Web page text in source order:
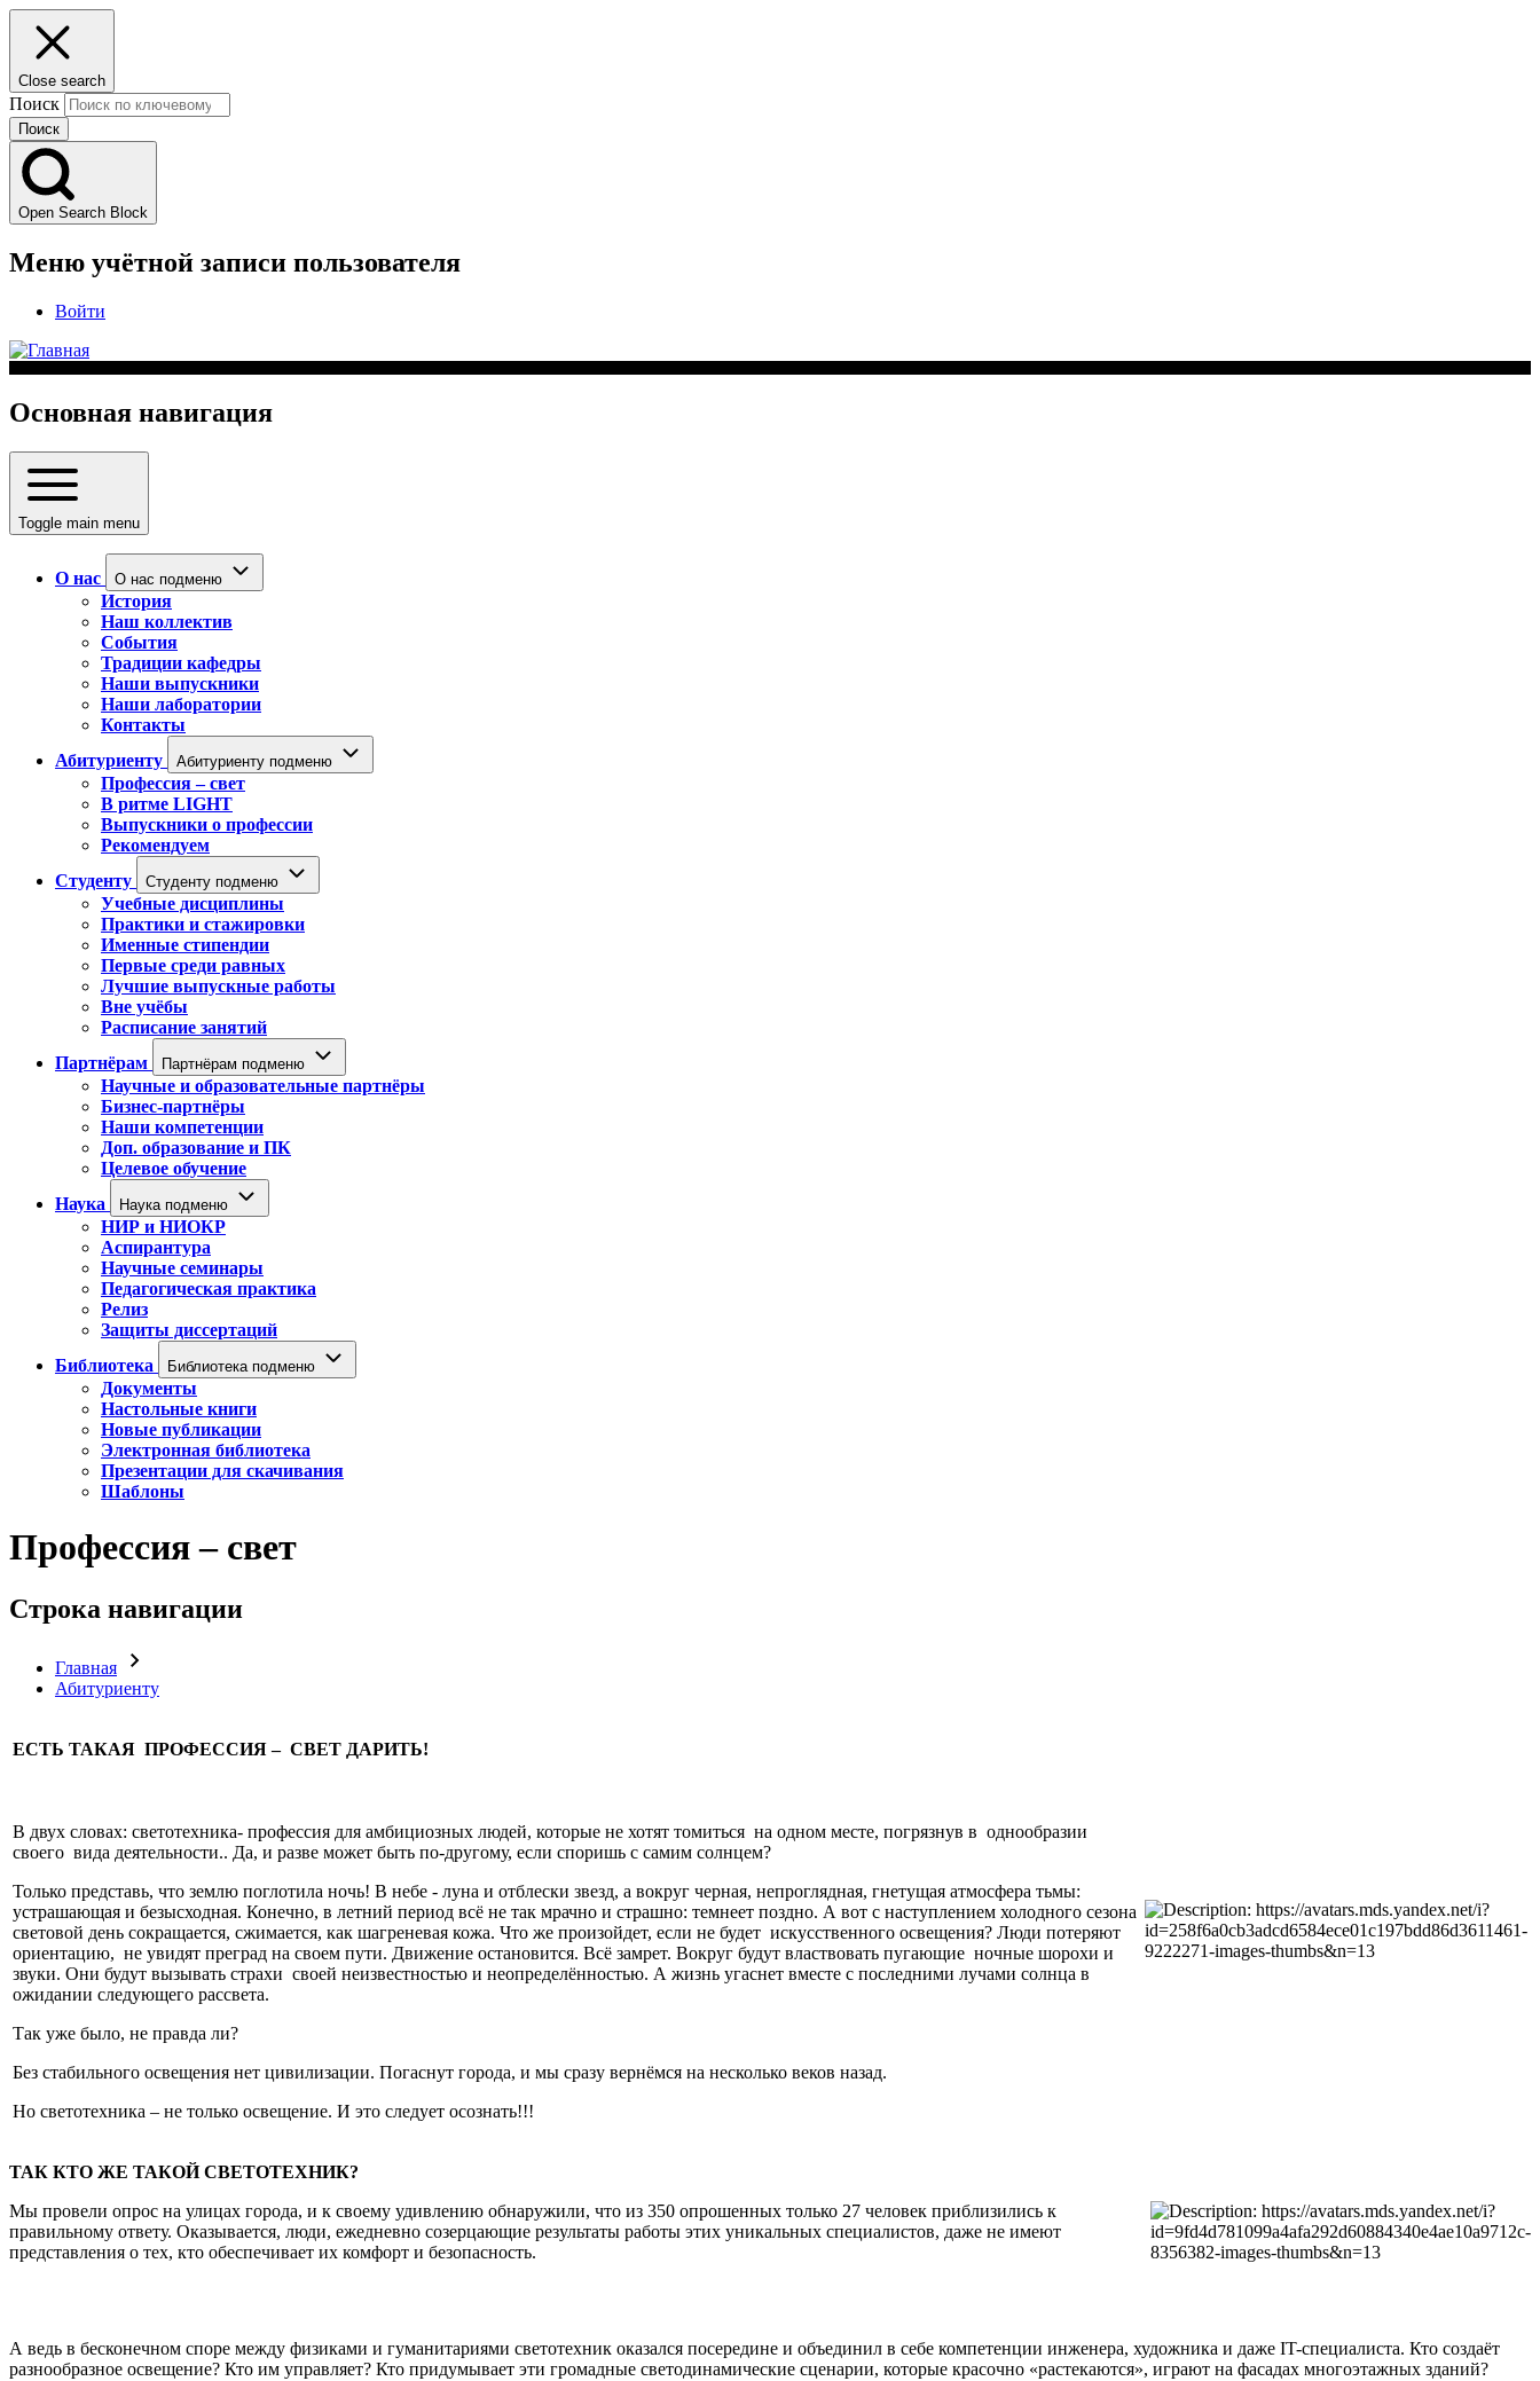
Close search
Поиск
Open Search Block
Меню учётной записи пользователя
Войти
Основная навигация
Toggle main menu
О нас О нас подменю
История
Наш коллектив
События
Традиции кафедры
Наши выпускники
Наши лаборатории
Контакты
Абитуриенту
Абитуриенту подменю
Профессия – свет
В ритме LIGHT
Выпускники о профессии
Рекомендуем
Студенту
Студенту подменю
Учебные дисциплины
Практики и стажировки
Именные стипендии
Первые среди равных
Лучшие выпускные работы
Вне учёбы
Расписание занятий
Партнёрам
Партнёрам подменю
Научные и образовательные партнёры
Бизнес-партнёры
Наши компетенции
Доп. образование и ПК
Целевое обучение
Наука
Наука подменю
НИР и НИОКР
Аспирантура
Научные семинары
Педагогическая практика
Релиз
Защиты диссертаций
Библиотека
Библиотека подменю
Документы
Настольные книги
Новые публикации
Электронная библиотека
Презентации для скачивания
Шаблоны
Профессия – свет
Строка навигации
Главная
Абитуриенту
ЕСТЬ ТАКАЯ ПРОФЕССИЯ – СВЕТ ДАРИТЬ!
В двух словах: светотехника- профессия для амбициозных людей, которые не хотят томиться на одном месте, погрязнув в однообразии
своего вида деятельности.. Да, и разве может быть по-другому, если споришь с самим солнцем?
Только представь, что землю поглотила ночь! В небе - луна и отблески звезд, а вокруг черная, непроглядная, гнетущая атмосфера тьмы:
устрашающая и безысходная. Конечно, в летний период всё не так мрачно и страшно: темнеет поздно. А вот с наступлением холодного сезона
световой день сокращается, сжимается, как шагреневая кожа. Что же произойдет, если не будет искусственного освещения? Люди потеряют
ориентацию, не увидят преград на своем пути. Движение остановится. Всё замрет. Вокруг будут властвовать пугающие ночные шорохи и
звуки. Они будут вызывать страхи своей неизвестностью и неопределённостью. А жизнь угаснет вместе с последними лучами солнца в
ожидании следующего рассвета.
Так уже было, не правда ли?
Без стабильного освещения нет цивилизации. Погаснут города, и мы сразу вернёмся на несколько веков назад.
Но светотехника – не только освещение. И это следует осознать!!!
ТАК КТО ЖЕ ТАКОЙ СВЕТОТЕХНИК?
Мы провели опрос на улицах города, и к своему удивлению обнаружили, что из 350 опрошенных только 27 человек приблизились к
правильному ответу. Оказывается, люди, ежедневно созерцающие результаты работы этих уникальных специалистов, даже не имеют
представления о тех, кто обеспечивает их комфорт и безопасность.
А ведь в бесконечном споре между физиками и гуманитариями светотехник оказался посередине и объединил в себе компетенции инженера, художника и даже IT-специалиста. Кто создаёт
разнообразное освещение? Кто им управляет? Кто придумывает эти громадные светодинамические сценарии, которые красочно «растекаются», играют на фасадах многоэтажных зданий?